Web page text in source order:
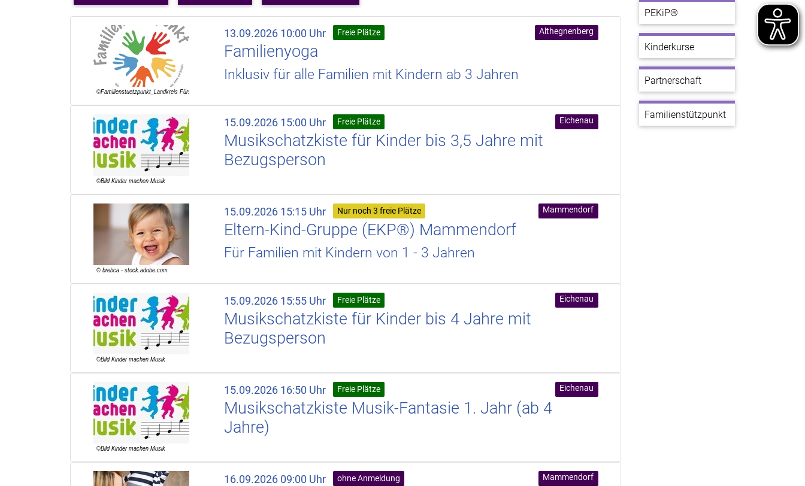
13.09.2026 10:00 Uhr Freie Plätze Althegnenberg
Familienyoga
Inklusiv für alle Familien mit Kindern ab 3 Jahren
15.09.2026 15:00 Uhr Freie Plätze Eichenau
Musikschatzkiste für Kinder bis 3,5 Jahre mit
Bezugsperson
15.09.2026 15:15 Uhr Nur noch 3 freie Plätze Mammendorf
Eltern-Kind-Gruppe (EKP®) Mammendorf
Für Familien mit Kindern von 1 - 3 Jahren
15.09.2026 15:55 Uhr Freie Plätze Eichenau
Musikschatzkiste für Kinder bis 4 Jahre mit
Bezugsperson
15.09.2026 16:50 Uhr Freie Plätze Eichenau
Musikschatzkiste Musik-Fantasie 1. Jahr (ab 4
Jahre)
16.09.2026 09:00 Uhr ohne Anmeldung Mammendorf
PEKiP®
Kinderkurse
Partnerschaft
Familienstützpunkt